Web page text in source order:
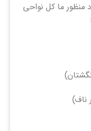
ما کل نواحی
ناف)